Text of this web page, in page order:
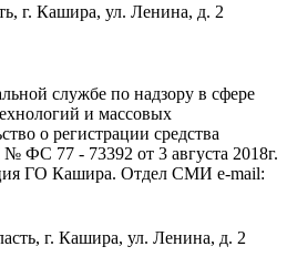
г. Кашира, ул. Ленина, д. 2
службе по надзору в сфере
и массовых
о регистрации средства
ФС 77 - 73392 от 3 августа 2018г.
ГО Кашира. Отдел СМИ e-mail:
г. Кашира, ул. Ленина, д. 2